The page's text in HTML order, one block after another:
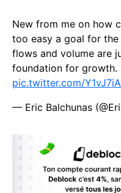
New from me on how
too easy a goal for
flows and volume are
foundation for growth.
pic.twitter.com/
— Eric Balchunas